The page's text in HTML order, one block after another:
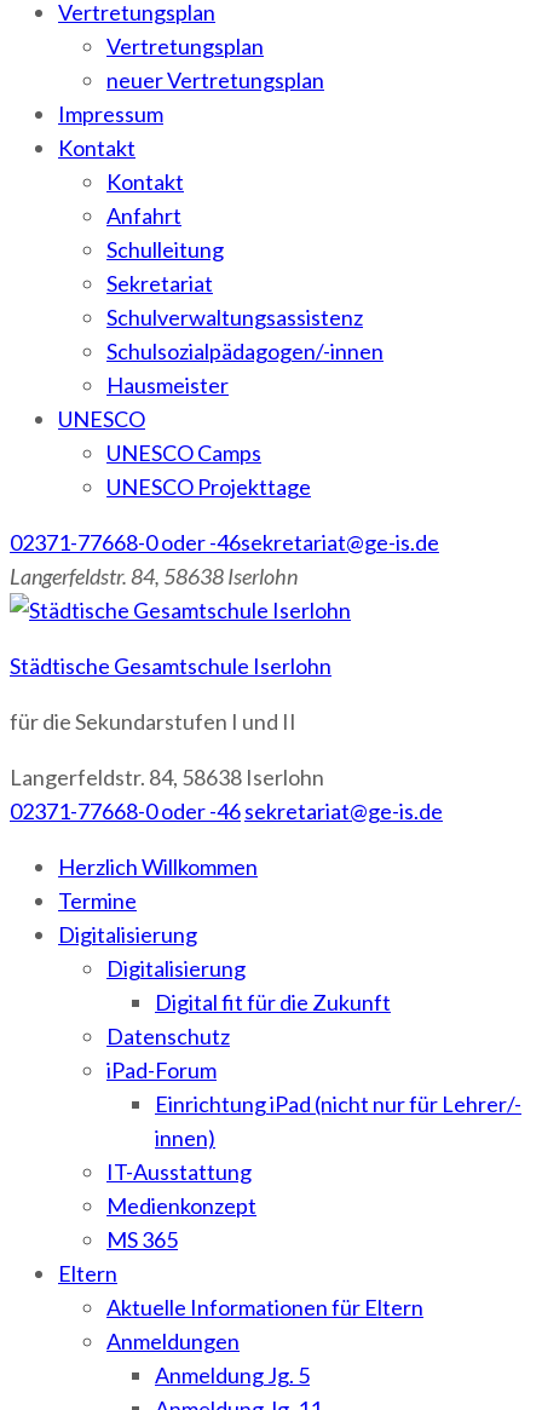
Vertretungsplan
Vertretungsplan
neuer Vertretungsplan
Impressum
Kontakt
Kontakt
Anfahrt
Schulleitung
Sekretariat
Schulverwaltungsassistenz
Schulsozialpädagogen/-innen
Hausmeister
UNESCO
UNESCO Camps
UNESCO Projekttage
02371-77668-0 oder -46sekretariat@ge-is.de
Langerfeldstr. 84, 58638 Iserlohn
Städtische Gesamtschule Iserlohn
für die Sekundarstufen I und II
Langerfeldstr. 84, 58638 Iserlohn
02371-77668-0 oder -46sekretariat@ge-is.de
Herzlich Willkommen
Termine
Digitalisierung
Digitalisierung
Digital fit für die Zukunft
Datenschutz
iPad-Forum
Einrichtung iPad (nicht nur für Lehrer/-
innen)
IT-Ausstattung
Medienkonzept
MS 365
Eltern
Aktuelle Informationen für Eltern
Anmeldungen
Anmeldung Jg. 5